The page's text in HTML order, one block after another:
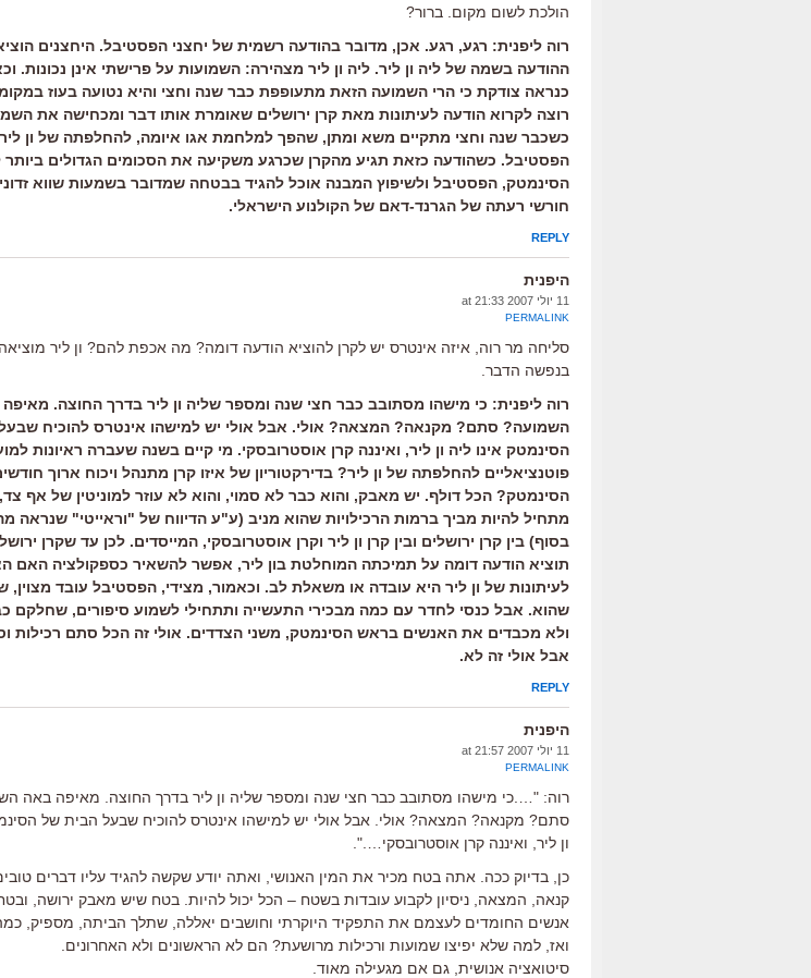
הולכת לשום מקום. ברור?
רוה ליפנית: רגע, רגע. אכן, מדובר בהודעה רשמית של יחצני הפסטיבל. היחצנים
ההודעה בשמה של ליה ון ליר. ליה ון ליר מצהירה: השמועות על פרישתי אינן נכונות.
כנראה צודקת כי הרי השמועה הזאת מתעופפת כבר שנה וחצי והיא נטועה בעוז
רוצה לקרוא הודעה לעיתונות מאת קרן ירושלים שאומרת אותו דבר ומכחישה את
כשכבר שנה וחצי מתקיים משא ומתן, שהפך למלחמת אגו איומה, להחלפתה של ון
הפסטיבל. כשהודעה כזאת תגיע מהקרן שכרגע משקיעה את הסכומים הגדולים ביותר
הסינמטק, הפסטיבל ולשיפוץ המבנה אוכל להגיד בבטחה שמדובר בשמעות שווא
חורשי רעתה של הגרנד-דאם של הקולנוע הישראלי.
REPLY
היפנית
11 יולי 2007 at 21:33
PERMALINK
סליחה מר רוה, איזה אינטרס יש לקרן להוציא הודעה דומה? מה אכפת להם? ון ליר
בנפשה הדבר.
רוה ליפנית: כי מישהו מסתובב כבר חצי שנה ומספר שליה ון ליר בדרך החוצה.
השמועה? סתם? מקנאה? המצאה? אולי. אבל אולי יש למישהו אינטרס להוכיח
הסינמטק אינו ליה ון ליר, ואיננה קרן אוסטרובסקי. מי קיים בשנה שעברה ראיונות
פוטנציאליים להחלפתה של ון ליר? בדירקטוריון של איזו קרן מתנהל ויכוח ארוך
הסינמטק? הכל דולף. יש מאבק, והוא כבר לא סמוי, והוא לא עוזר למוניטין של אף
מתחיל להיות מביך ברמות הרכילויות שהוא מניב (ע"ע הדיווח של "וראייטי" שנראה
בסוף) בין קרן ירושלים ובין קרן ון ליר וקרן אוסטרובסקי, המייסדים. לכן עד שקרן
תוציא הודעה דומה על תמיכתה המוחלטת בון ליר, אפשר להשאיר כספקולציה האם
לעיתונות של ון ליר היא עובדה או משאלת לב. וכאמור, מצידי, הפסטיבל עובד מצוין,
שהוא. אבל כנסי לחדר עם כמה מבכירי התעשייה ותתחילי לשמוע סיפורים, שחלקם
ולא מכבדים את האנשים בראש הסינמטק, משני הצדדים. אולי זה הכל סתם רכילות
אבל אולי זה לא.
REPLY
היפנית
11 יולי 2007 at 21:57
PERMALINK
רוה: "….כי מישהו מסתובב כבר חצי שנה ומספר שליה ון ליר בדרך החוצה. מאיפה באה
סתם? מקנאה? המצאה? אולי. אבל אולי יש למישהו אינטרס להוכיח שבעל הבית של
ון ליר, ואיננה קרן אוסטרובסקי….".
כן, בדיוק ככה. אתה בטח מכיר את המין האנושי, ואתה יודע שקשה להגיד עליו דברים
קנאה, המצאה, ניסיון לקבוע עובדות בשטח – הכל יכול להיות. בטח שיש מאבק ירושה,
אנשים החומדים לעצמם את התפקיד היוקרתי וחושבים יאללה, שתלך הביתה, מספיק,
ואז, למה שלא יפיצו שמועות ורכילות מרושעת? הם לא הראשונים ולא האחרונים.
סיטואציה אנושית, גם אם מגעילה מאוד.